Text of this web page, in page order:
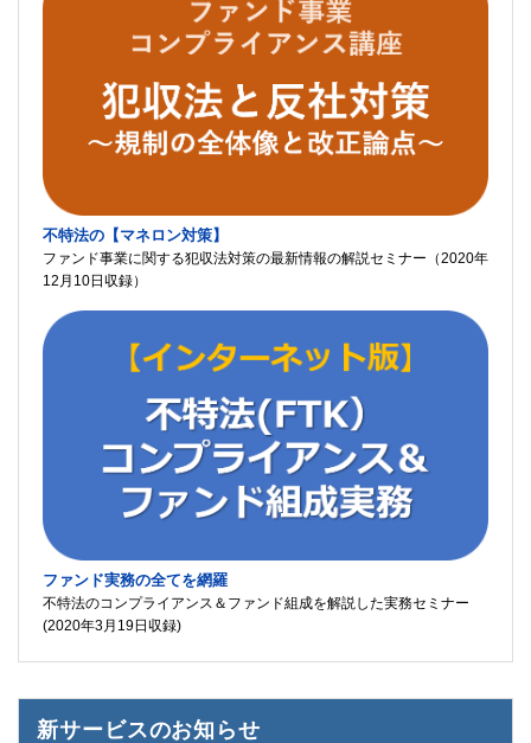
不特法の【マネロン対策】
ファンド事業に関する犯収法対策の最新情報の解説セミナー（2020年
12月10日収録）
ファンド実務の全てを網羅
不特法のコンプライアンス＆ファンド組成を解説した実務セミナー
(2020年3月19日収録)
新サービスのお知らせ